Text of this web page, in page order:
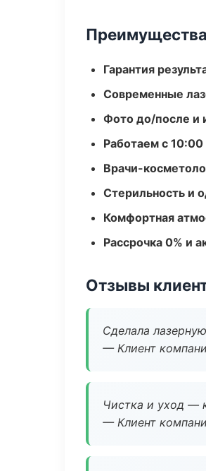
Гарантия
Современные
Фото до/после и
Работаем с
Врачи-
Стерильность и
Комфортная
Рассрочка 0% и
Отзывы
Сделала
— Клиент
Чистка и уход —
— Клиент